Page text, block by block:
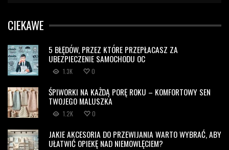
CIEKAWE
5 BŁĘDÓW, PRZEZ KTÓRE PRZEPŁACASZ ZA
UBEZPIECZENIE SAMOCHODU OC
1.3K 0
ŚPIWORKI NA KAŻDĄ PORĘ ROKU – KOMFORTOWY SEN
TWOJEGO MALUSZKA
1.2K 0
JAKIE AKCESORIA DO PRZEWIJANIA WARTO WYBRAĆ, ABY
UŁATWIĆ OPIEKĘ NAD NIEMOWLĘCIEM?